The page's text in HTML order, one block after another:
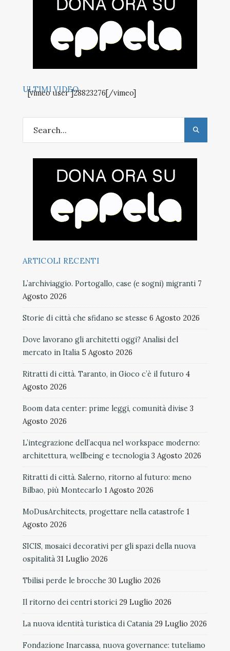
ULTIMI VIDEO
[vimeo user ]28823276[/vimeo]
ARTICOLI RECENTI
L’archiviaggio. Portogallo, case (e sogni) migranti 7
Agosto 2026
Storie di città che sfidano se stesse 6 Agosto 2026
Dove lavorano gli architetti oggi? Analisi del
mercato in Italia 5 Agosto 2026
Ritratti di città. Taranto, in Gioco c’è il futuro 4
Agosto 2026
Boom data center: prime leggi, comunità divise 3
Agosto 2026
L’integrazione dell’acqua nel workspace moderno:
architettura, wellbeing e tecnologia 3 Agosto 2026
Ritratti di città. Salerno, ritorno al futuro: meno
Bilbao, più Montecarlo 1 Agosto 2026
MoDusArchitects, progettare nella catastrofe 1
Agosto 2026
SICIS, mosaici decorativi per gli spazi della nuova
ospitalità 31 Luglio 2026
Tbilisi perde le brocche 30 Luglio 2026
Il ritorno dei centri storici 29 Luglio 2026
La nuova identità turistica di Catania 29 Luglio 2026
Fondazione Inarcassa, nuova governance: tuteliamo